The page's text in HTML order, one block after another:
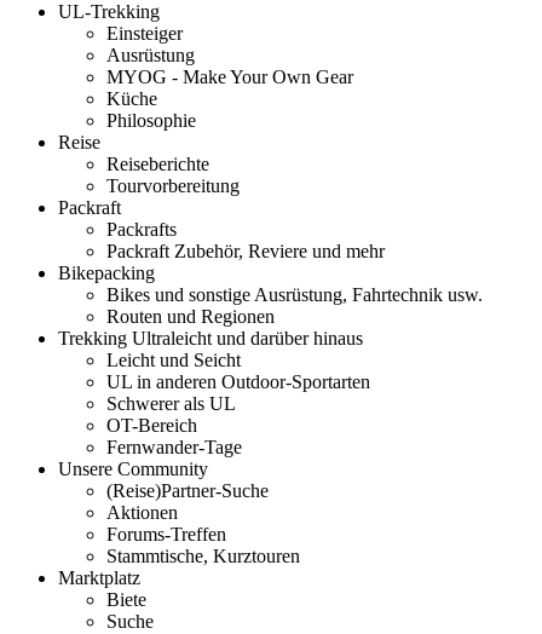
UL-Trekking
Einsteiger
Ausrüstung
MYOG - Make Your Own Gear
Küche
Philosophie
Reise
Reiseberichte
Tourvorbereitung
Packraft
Packrafts
Packraft Zubehör, Reviere und mehr
Bikepacking
Bikes und sonstige Ausrüstung, Fahrtechnik usw.
Routen und Regionen
Trekking Ultraleicht und darüber hinaus
Leicht und Seicht
UL in anderen Outdoor-Sportarten
Schwerer als UL
OT-Bereich
Fernwander-Tage
Unsere Community
(Reise)Partner-Suche
Aktionen
Forums-Treffen
Stammtische, Kurztouren
Marktplatz
Biete
Suche